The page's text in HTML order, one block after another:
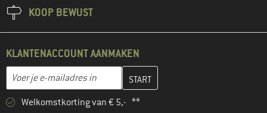
KOOP BEWUST
KLANTENACCOUNT AANMAKEN
E-mailadres
Vul je e-mailadres hier in en maak in de volgende stap je
Welkomstkorting van € 5,- **